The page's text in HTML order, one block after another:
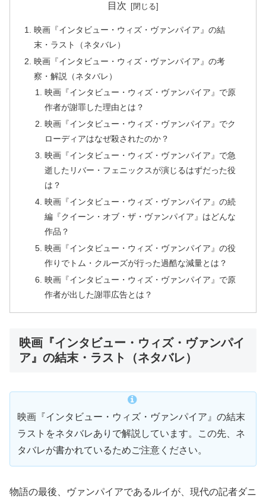
目次
映画『インタビュー・ウィズ・ヴァンパイア』の結
末・ラスト（ネタバレ）
映画『インタビュー・ウィズ・ヴァンパイア』の考
察・解説（ネタバレ）
映画『インタビュー・ウィズ・ヴァンパイア』で原
作者が謝罪した理由とは？
映画『インタビュー・ウィズ・ヴァンパイア』でク
ローディアはなぜ殺されたのか？
映画『インタビュー・ウィズ・ヴァンパイア』で急
逝したリバー・フェニックスが演じるはずだった役
は？
映画『インタビュー・ウィズ・ヴァンパイア』の続
編『クイーン・オブ・ザ・ヴァンパイア』はどんな
作品？
映画『インタビュー・ウィズ・ヴァンパイア』の役
作りでトム・クルーズが行った過酷な減量とは？
映画『インタビュー・ウィズ・ヴァンパイア』で原
作者が出した謝罪広告とは？
映画『インタビュー・ウィズ・ヴァンパイ
ア』の結末・ラスト（ネタバレ）
映画『インタビュー・ウィズ・ヴァンパイア』の結末
ラストをネタバレありで解説しています。この先、ネ
タバレが書かれているためご注意ください。
物語の最後、ヴァンパイアであるルイが、現代の記者ダニ